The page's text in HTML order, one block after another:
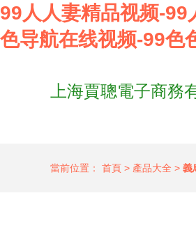
99人人妻精品视频-
色导航在线视频-99色
上海賈聰電子商務
當前位置： 首頁 > 產品大全 > 義